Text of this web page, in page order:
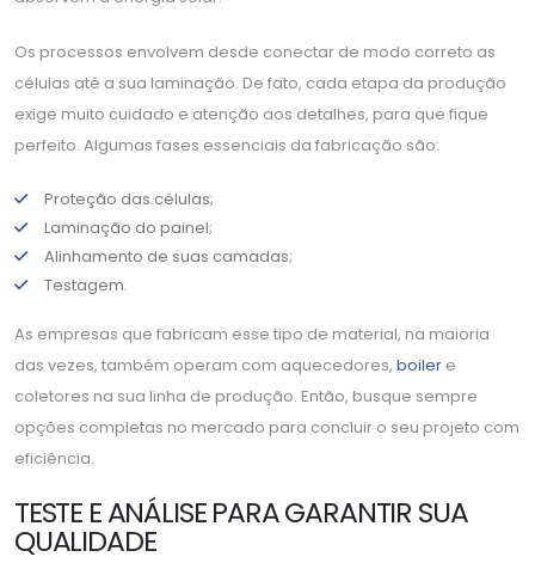
Os processos envolvem desde conectar de modo correto as
células até a sua laminação. De fato, cada etapa da produção
exige muito cuidado e atenção aos detalhes, para que fique
perfeito. Algumas fases essenciais da fabricação são:
Proteção das células;
Laminação do painel;
Alinhamento de suas camadas;
Testagem.
As empresas que fabricam esse tipo de material, na maioria
das vezes, também operam com aquecedores, boiler e
coletores na sua linha de produção. Então, busque sempre
opções completas no mercado para concluir o seu projeto com
eficiência.
TESTE E ANÁLISE PARA GARANTIR SUA
QUALIDADE